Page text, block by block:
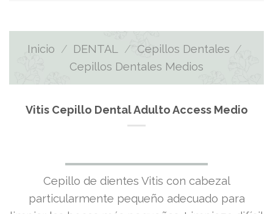
Inicio / DENTAL / Cepillos Dentales /
Cepillos Dentales Medios
Vitis Cepillo Dental Adulto Access Medio
El
precio
El
precio
Cepillo de dientes Vitis con cabezal
particularmente pequeño adecuado para